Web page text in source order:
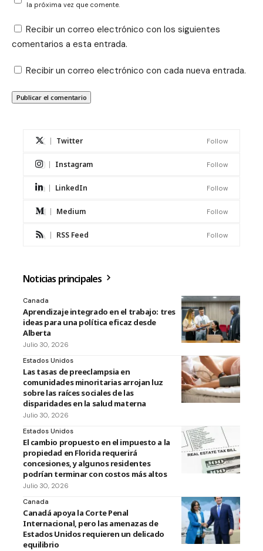
la próxima vez que comente.
Recibir un correo electrónico con los siguientes
comentarios a esta entrada.
Recibir un correo electrónico con cada nueva entrada.
Twitter Follow
Instagram Follow
LinkedIn Follow
Medium Follow
RSS Feed Follow
Noticias principales
Canada
Aprendizaje integrado en el trabajo: tres
ideas para una política eficaz desde
Alberta
Julio 30, 2026
Estados Unidos
Las tasas de preeclampsia en
comunidades minoritarias arrojan luz
sobre las raíces sociales de las
disparidades en la salud materna
Julio 30, 2026
Estados Unidos
El cambio propuesto en el impuesto a la
propiedad en Florida requerirá
concesiones, y algunos residentes
podrían terminar con costos más altos
Julio 30, 2026
Canada
Canadá apoya la Corte Penal
Internacional, pero las amenazas de
Estados Unidos requieren un delicado
equilibrio